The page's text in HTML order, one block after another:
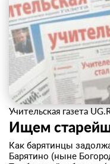
Учительская газета
Ищем
Как барятинцы
Барятино (ныне